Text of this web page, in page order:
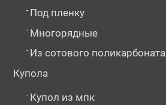
- Под пленку
- Многорядные
- Из сотового поликарбоната
Купола
- Купол из мпк